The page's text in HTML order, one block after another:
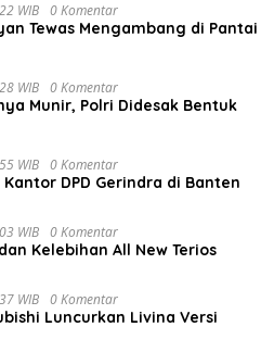
WIB 0 Komentar
Tewas Mengambang di Pantai
WIB 0 Komentar
Munir, Polri Didesak Bentuk
WIB 0 Komentar
DPD Gerindra di Banten
WIB 0 Komentar
Kelebihan All New Terios
WIB 0 Komentar
Luncurkan Livina Versi